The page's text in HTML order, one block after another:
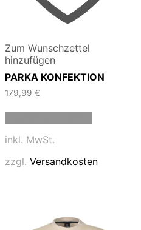
Zum Wunschzettel
hinzufügen
PARKA KONFEKTION
179,99 €
auf.
inkl. MwSt.
zzgl. Versandkosten